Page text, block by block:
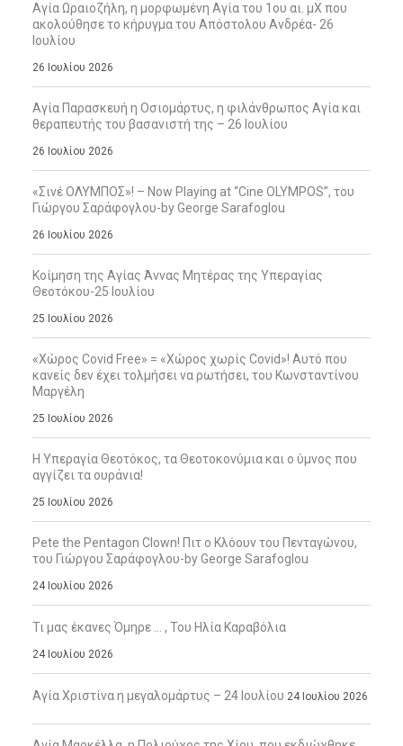
Αγία Ωραιοζήλη, η μορφωμένη Αγία του 1ου αι. μΧ που
ακολούθησε το κήρυγμα του Απόστολου Ανδρέα- 26
Ιουλίου
26 Ιουλίου 2026
Αγία Παρασκευή η Οσιομάρτυς, η φιλάνθρωπος Αγία και
θεραπευτής του βασανιστή της – 26 Ιουλίου
26 Ιουλίου 2026
«Σινέ ΟΛΥΜΠΟΣ»! – Now Playing at “Cine OLYMPOS”, του
Γιώργου Σαράφογλου-by George Sarafoglou
26 Ιουλίου 2026
Κοίμηση της Αγίας Άννας Μητέρας της Υπεραγίας
Θεοτόκου-25 Ιουλίου
25 Ιουλίου 2026
«Χώρος Covid Free» = «Χώρος χωρίς Covid»! Αυτό που
κανείς δεν έχει τολμήσει να ρωτήσει, του Κωνσταντίνου
Μαργέλη
25 Ιουλίου 2026
Η Υπεραγία Θεοτόκος, τα Θεοτοκονύμια και ο ύμνος που
αγγίζει τα ουράνια!
25 Ιουλίου 2026
Pete the Pentagon Clown! Πιτ ο Κλόουν του Πενταγώνου,
του Γιώργου Σαράφογλου-by George Sarafoglou
24 Ιουλίου 2026
Τι μας έκανες Όμηρε … , Του Ηλία Καραβόλια
24 Ιουλίου 2026
Αγία Χριστίνα η μεγαλομάρτυς – 24 Ιουλίου 24 Ιουλίου 2026